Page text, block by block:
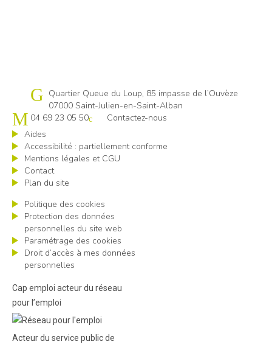
Cap emploi 07-26
Quartier Queue du Loup, 85 impasse de l’Ouvèze
07000 Saint-Julien-en-Saint-Alban
04 69 23 05 50
Contactez-nous
Aides
Accessibilité : partiellement conforme
Mentions légales et CGU
Contact
Plan du site
Politique des cookies
Protection des données
personnelles du site web
Paramétrage des cookies
Droit d’accès à mes données
personnelles
Cap emploi acteur du réseau
pour l’emploi
Acteur du service public de